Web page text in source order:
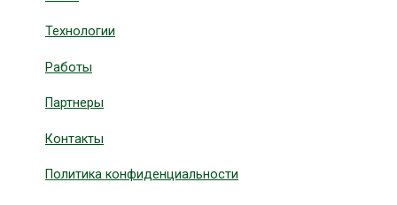
Технологии
Работы
Партнеры
Контакты
Политика конфиденциальности